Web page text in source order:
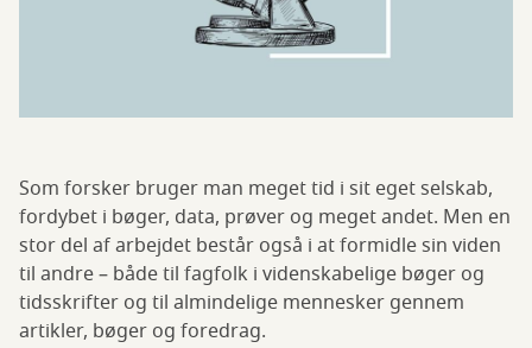
Som forsker bruger man meget tid i sit eget selskab,
fordybet i bøger, data, prøver og meget andet. Men en
stor del af arbejdet består også i at formidle sin viden
til andre – både til fagfolk i videnskabelige bøger og
tidsskrifter og til almindelige mennesker gennem
artikler, bøger og foredrag.